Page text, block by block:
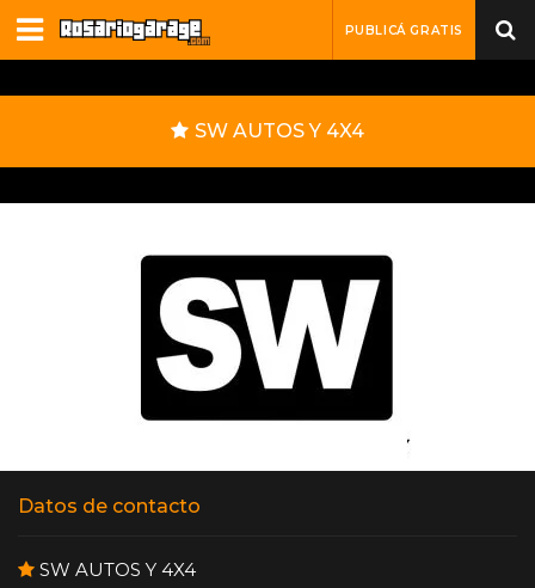
PUBLICÁ GRATIS
SW AUTOS Y 4X4
Datos de contacto
SW AUTOS Y 4X4